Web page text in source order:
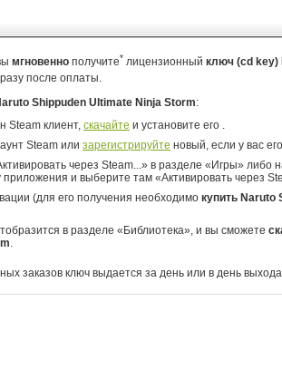
мгновенно получите* лицензионный ключ (cd key)
после оплаты.
Shippuden Ultimate Ninja Storm:
Steam клиент, скачайте и установите его .
Steam или зарегистрируйте новый, если у вас
через Steam...» в разделе «Игры» либо
и выберите там «Активировать через
(для его получения необходимо купить Naruto
в разделе «Библиотека», и вы сможете
.
заказов ключ выдается за день или в день